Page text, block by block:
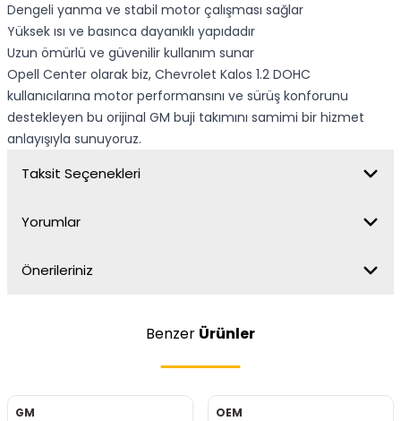
Dengeli yanma ve stabil motor çalışması sağlar
Yüksek ısı ve basınca dayanıklı yapıdadır
Uzun ömürlü ve güvenilir kullanım sunar
Opell Center olarak biz, Chevrolet Kalos 1.2 DOHC
kullanıcılarına motor performansını ve sürüş konforunu
destekleyen bu orijinal GM buji takımını samimi bir hizmet
anlayışıyla sunuyoruz.
Taksit Seçenekleri
Yorumlar
Önerileriniz
Benzer Ürünler
GM
OEM